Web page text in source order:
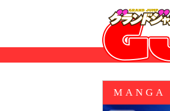
MANGA